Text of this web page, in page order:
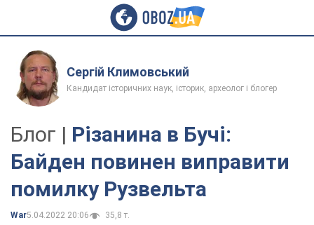
Сергій Климовський
Кандидат історичних наук, історик, археолог і блогер
Блог | Різанина в Бучі:
Байден повинен виправити
помилку Рузвельта
War5.04.2022 20:06 35,8 т.